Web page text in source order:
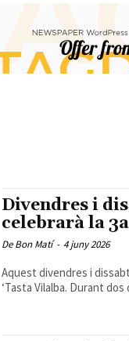
Divendres i
celebrarà la
De Bon Matí - 4 juny 2026
Aquest divendres i
‘Tasta Vilalba. Durant